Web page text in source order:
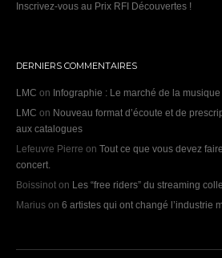
Inscrivez-vous au Prix RFI Découvertes !
DERNIERS COMMENTAIRES
LMC on Infographie : Le marché de la
LMC on Nouveau format d’écoute et de
aux catalogues
Lefeuvre Pierre on Tout ce que vous devez
concert.
Boissinot on Les “free riders” du streaming
Marius on 6 artistes qui ont changé l’industrie